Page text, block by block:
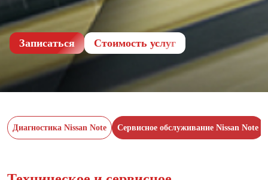
Записаться Cтоимость услуг
Диагностика Nissan Note Сервисное обслуживание Nissan Note